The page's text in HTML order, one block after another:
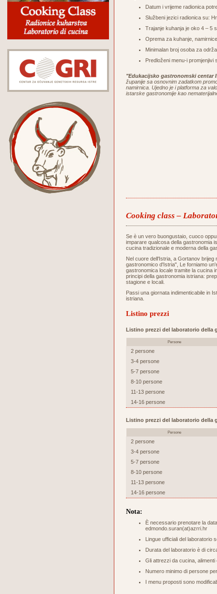
Datum i vrijeme radionica
Službeni jezici radionica su:
Trajanje kuhanja je oko 4 – 5
Oprema za kuhanje,
Minimalan broj osoba za
Predloženi menu-i promjenjivi
"Edukacijsko gastronomski centar
županije sa osnovnim zadatkom
namirnica. Ujedno je i platforma za
istarske gastronomije kao
Cooking class –
Se è un vero buongustaio, cuoco
imparare qualcosa della gastronomia
cucina tradizionale e moderna della
Nel cuore dell'Istria, a Gortanov
gastronomico d'Istria", Le forniamo
gastronomica locale tramite la cucina
principi della gastronomia istriana:
stagione e locali.
Passi una giornata indimenticabile in
istriana.
Listino prezzi
Listino prezzi del laboratorio della
Persone
2 persone
3-4 persone
5-7 persone
8-10 persone
11-13 persone
14-16 persone
Listino prezzi del laboratorio della
Persone
2 persone
3-4 persone
5-7 persone
8-10 persone
11-13 persone
14-16 persone
Nota:
È necessario prenotare la
edmondo.suran(at)azrri.hr
Lingue ufficiali del laboratorio
Durata del laboratorio è di
Gli attrezzi da cucina,
Numero minimo di persone
I menu proposti sono